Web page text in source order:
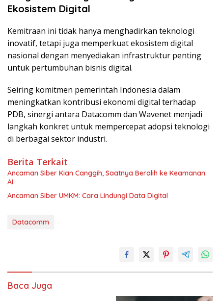
Ekosistem Digital
Kemitraan ini tidak hanya menghadirkan teknologi
inovatif, tetapi juga memperkuat ekosistem digital
nasional dengan menyediakan infrastruktur penting
untuk pertumbuhan bisnis digital.
Seiring komitmen pemerintah Indonesia dalam
meningkatkan kontribusi ekonomi digital terhadap
PDB, sinergi antara Datacomm dan Wavenet menjadi
langkah konkret untuk mempercepat adopsi teknologi
di berbagai sektor industri.
Berita Terkait
Ancaman Siber Kian Canggih, Saatnya Beralih ke Keamanan
AI
Ancaman Siber UMKM: Cara Lindungi Data Digital
Datacomm
Baca Juga